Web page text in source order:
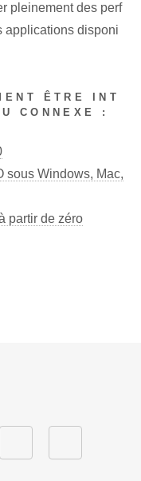
pleinement des perf
applications disponi
ÊTRE INT
CONNEXE :
sous Windows, Mac,
partir de zéro